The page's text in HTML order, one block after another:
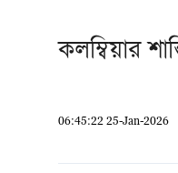
কলম্বিয়ার
06:45:22 25-Jan-2026